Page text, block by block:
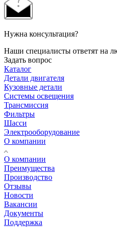
Нужна консультация?
Наши специалисты ответят на
Задать вопрос
Каталог
Детали двигателя
Кузовные детали
Системы освещения
Трансмиссия
Фильтры
Шасси
Электрооборудование
О компании
О компании
Преимущества
Производство
Отзывы
Новости
Вакансии
Документы
Поддержка